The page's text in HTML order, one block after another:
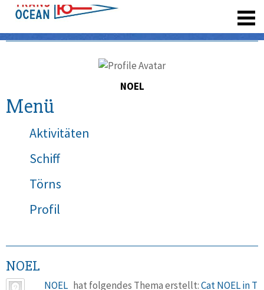
NOEL
Menü
Aktivitäten
Schiff
Törns
Profil
NOEL
NOEL hat folgendes Thema erstellt:Cat NOEL in T